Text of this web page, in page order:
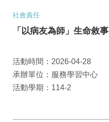
社會責任
「以病友為師」生命敘事
活動時間：2026-04-28
承辦單位：服務學習中心
活動學期：114-2